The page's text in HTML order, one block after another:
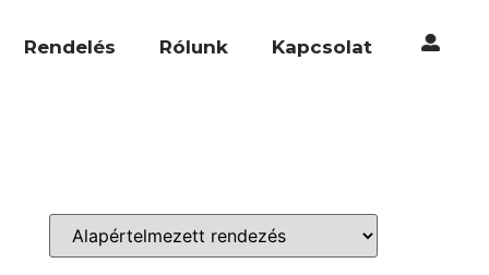
Rendelés Rólunk Kapcsolat